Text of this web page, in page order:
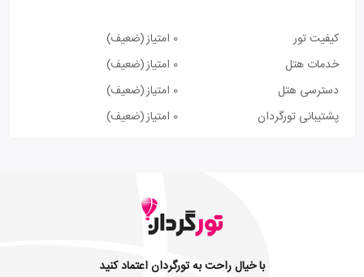
کیفیت تور 0 امتیاز
(ضعیف)
خدمات هتل
0 امتیاز
(ضعیف)
دسترسی هتل
0 امتیاز
(ضعیف)
پشتیبانی تورگردان
0 امتیاز (ضعیف)
با خیال راحت به تورگردان اعتماد کنید